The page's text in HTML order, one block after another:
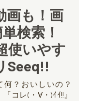
画も！画
検索！
使いやす
Seeq!!
？おいしいの？
コレ(・∀・)ｲｲ!!』